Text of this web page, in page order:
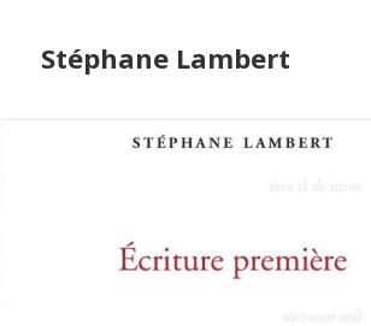
Stéphane Lambert